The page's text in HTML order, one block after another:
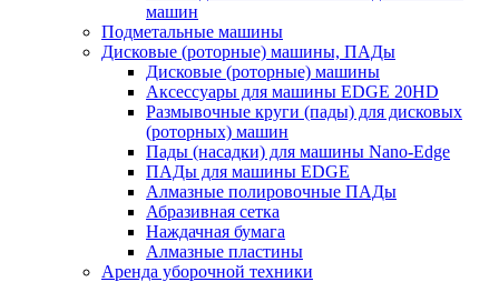
машин
Подметальные машины
Дисковые (роторные) машины, ПАДы
Дисковые (роторные) машины
Аксессуары для машины EDGE 20HD
Размывочные круги (пады) для дисковых
(роторных) машин
Пады (насадки) для машины Nano-Edge
ПАДы для машины EDGE
Алмазные полировочные ПАДы
Абразивная сетка
Наждачная бумага
Алмазные пластины
Аренда уборочной техники